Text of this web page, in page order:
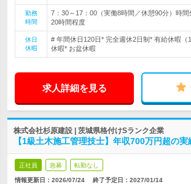
勤務
時間
7：30～17：00（実働8時間／休憩90分）時間
20時間程度
休日
休暇
# 年間休日120日* 完全週休2日制* 有給休暇（
休暇* お盆休暇
求人詳細を見る
株式会社杉原建設 | 茨城県格付けSランク企業
【1級土木施工管理技士】年収700万円超の実
正社員 急募 転勤なし
情報更新日：2026/07/24 終了予定日： 2027/01/14